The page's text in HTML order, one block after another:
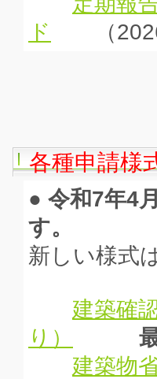
ド
（
各種申請様
● 令和7年4
す。
新しい様式
建築確
り）
建築物